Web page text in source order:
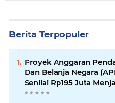
Berita Terpopuler
Proyek Anggaran
Dan Belanja Negara
Senilai Rp195 Juta
Amburadul